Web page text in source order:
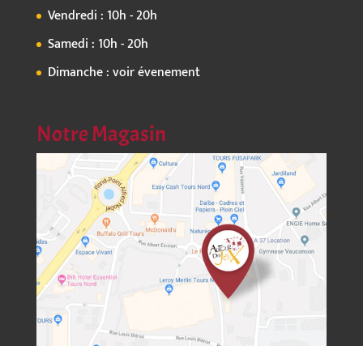
Vendredi : 10h - 20h
Samedi : 10h - 20h
Dimanche : voir évenement
Notre Magasin